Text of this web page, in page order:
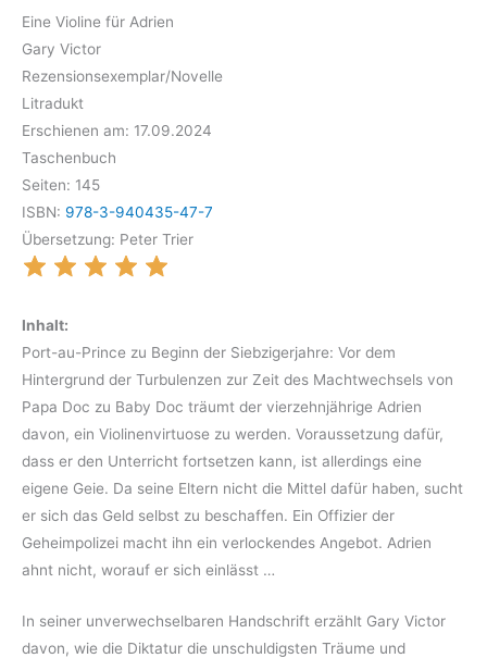
Eine Violine für Adrien
Gary Victor
Rezensionsexemplar/Novelle
Litradukt
Erschienen am: 17.09.2024
Taschenbuch
Seiten: 145
ISBN: 978-3-940435-47-7
Übersetzung: Peter Trier
Inhalt:
Port-au-Prince zu Beginn der Siebzigerjahre: Vor dem
Hintergrund der Turbulenzen zur Zeit des Machtwechsels von
Papa Doc zu Baby Doc träumt der vierzehnjährige Adrien
davon, ein Violinenvirtuose zu werden. Voraussetzung dafür,
dass er den Unterricht fortsetzen kann, ist allerdings eine
eigene Geie. Da seine Eltern nicht die Mittel dafür haben, sucht
er sich das Geld selbst zu beschaffen. Ein Offizier der
Geheimpolizei macht ihn ein verlockendes Angebot. Adrien
ahnt nicht, worauf er sich einlässt …
In seiner unverwechselbaren Handschrift erzählt Gary Victor
davon, wie die Diktatur die unschuldigsten Träume und